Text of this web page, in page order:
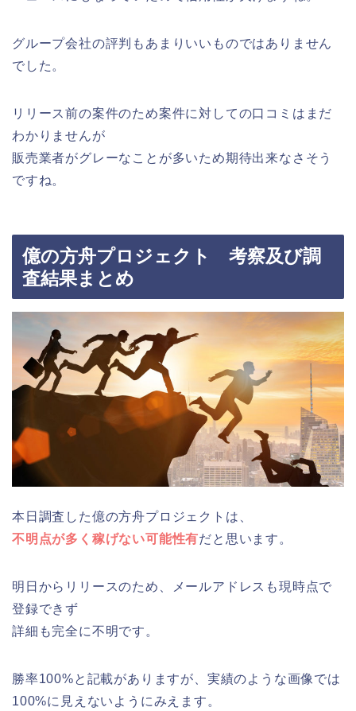
グループ会社の評判もあまりいいものではありません
でした。
リリース前の案件のため案件に対しての口コミはまだ
わかりませんが
販売業者がグレーなことが多いため期待出来なさそう
ですね。
億の方舟プロジェクト 考察及び調
査結果まとめ
本日調査した億の方舟プロジェクトは、
不明点が多く稼げない可能性有だと思います。
明日からリリースのため、メールアドレスも現時点で
登録できず
詳細も完全に不明です。
勝率100%と記載がありますが、実績のような画像では
100%に見えないようにみえます。